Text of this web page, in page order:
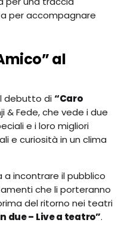
per accompagnare
al
debutto di“Caro
& Fede, che vede i due
e i loro migliori
e curiosità in un clima
a incontrare il pubblico
che li porteranno
del ritorno nei teatri
due – Live a teatro”.